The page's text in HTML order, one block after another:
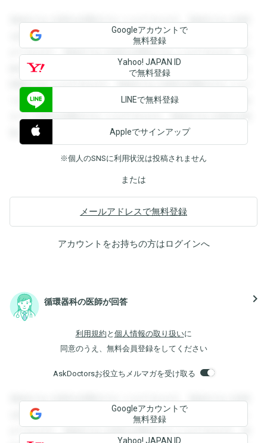
登録すると回答を閲覧することができます。登録すると回答
を閲覧することができます。登録すると回答を閲覧すること
ができます。登録すると回答を閲覧することができます。登
録すると回答を閲覧することができます。登録すると回答を
閲覧することができます。登録すると回答を閲覧することが
できます。登録すると回答を閲覧することができます。登録
すると回答を閲覧することができます。登録すると回答を閲
覧することができます。
Googleアカウントで
無料登録
Yahoo! JAPAN ID
で無料登録
LINEで無料登録
Appleでサインアップ
※個人のSNSに利用状況は投稿されません
または
メールアドレスで無料登録
アカウントをお持ちの方はログインへ
循環器科の医師が回答 navigate_next
利用規約 と 個人情報の取り扱いに
同意のうえ、無料会員登録をしてください
AskDoctorsお役立ちメルマガを受け取る
登録すると回答を閲覧することができます。登録すると回答
を閲覧することができます。登録すると回答を閲覧すること
ができます。登録すると回答を閲覧することができます。登
Googleアカウントで
無料登録
Yahoo! JAPAN ID